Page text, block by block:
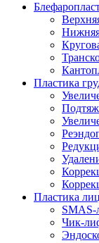
Пластика
Пластика
SMAS-
Чик-